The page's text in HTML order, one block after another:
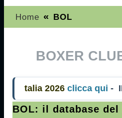
Home « BOL
BOXER
alia 2026 clicca qui-
BOL: il database del